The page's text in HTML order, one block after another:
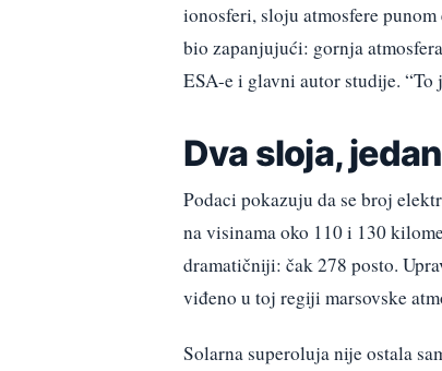
ionosferi, sloju atmosfere
bio zapanjujući: gornja
ESA-e i glavni autor studije.
Dva sloja,
Podaci pokazuju da se broj
na visinama oko 110 i 130
dramatičniji: čak 278 posto.
viđeno u toj regiji marsovske
Solarna superoluja nije ostala